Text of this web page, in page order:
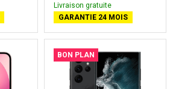
Livraison gratuite
GARANTIE 24 MOIS
BON PLAN